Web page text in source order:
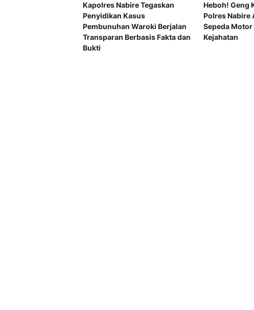
Kapolres Nabire Tegaskan
Penyidikan Kasus
Pembunuhan Waroki Berjalan
Transparan Berbasis Fakta dan
Bukti
Heboh! Geng
Polres Nabire
Sepeda
Kejahatan